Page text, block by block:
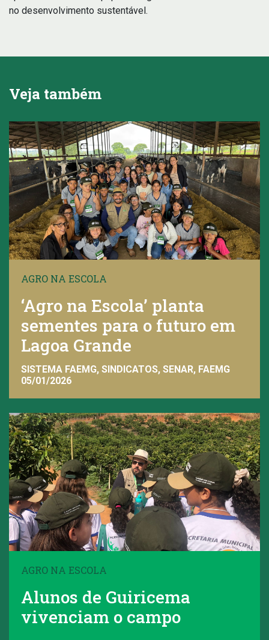
no desenvolvimento sustentável.
Veja também
AGRO NA ESCOLA
‘Agro na Escola’ planta
sementes para o futuro em
Lagoa Grande
SISTEMA FAEMG, SINDICATOS, SENAR, FAEMG
05/01/2026
AGRO NA ESCOLA
Alunos de Guiricema
vivenciam o campo